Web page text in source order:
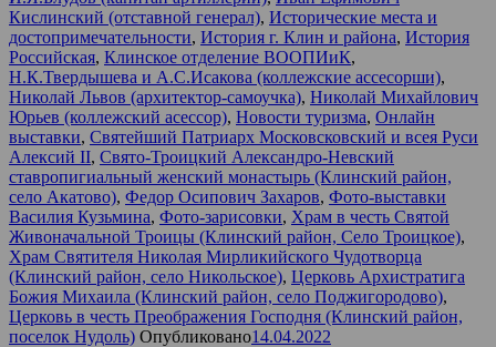
Кислинский (отставной генерал), Исторические места и
достопримечательности, История г. Клин и района, История
Российская, Клинское отделение ВООПИиК,
Н.К.Твердышева и А.С.Исакова (коллежские ассесорши),
Николай Львов (архитектор-самоучка), Николай Михайлович
Юрьев (коллежский асессор), Новости туризма, Онлайн
выставки, Святейший Патриарх Московсковский и всея Руси
Алексий II, Свято-Троицкий Александро-Невский
ставропигиальный женский монастырь (Клинский район,
село Акатово), Федор Осипович Захаров, Фото-выставки
Василия Кузьмина, Фото-зарисовки, Храм в честь Святой
Живоначальной Троицы (Клинский район, Село Троицкое),
Храм Святителя Николая Мирликийского Чудотворца
(Клинский район, село Никольское), Церковь Архистратига
Божия Михаила (Клинский район, село Поджигородово),
Церковь в честь Преображения Господня (Клинский район,
поселок Нудоль) Опубликовано14.04.2022